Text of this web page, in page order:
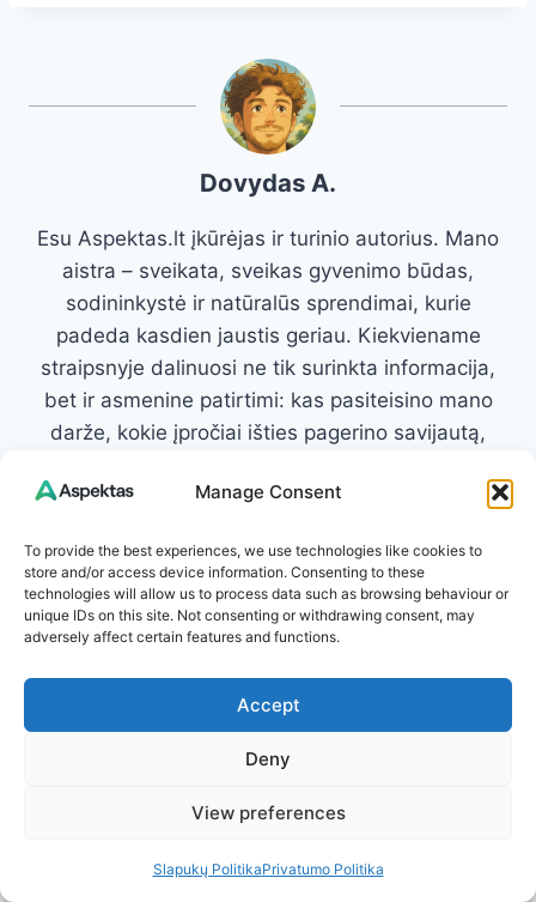
Manage Consent
To provide the best experiences, we use technologies like cookies to
store and/or access device information. Consenting to these
technologies will allow us to process data such as browsing behaviour or
unique IDs on this site. Not consenting or withdrawing consent, may
adversely affect certain features and functions.
Accept
Deny
View preferences
Slapukų PolitikaPrivatumo Politika
Dovydas A.
Esu Aspektas.lt įkūrėjas ir turinio autorius. Mano
aistra – sveikata, sveikas gyvenimo būdas,
sodininkystė ir natūralūs sprendimai, kurie
padeda kasdien jaustis geriau. Kiekviename
straipsnyje dalinuosi ne tik surinkta informacija,
bet ir asmenine patirtimi: kas pasiteisino mano
darže, kokie įpročiai išties pagerino savijautą,
gyvenimo kokybę, todėl stengiuosi rašyti taip,
kad kiekvienas rastų ką pritaikyti sau. Mano
tikslas – suteikti žinių, kurios įkvepia veikti ir
padeda atrasti paprastus sprendimus geresnei
savijautai.
Susisiekite: info@aspektas.lt